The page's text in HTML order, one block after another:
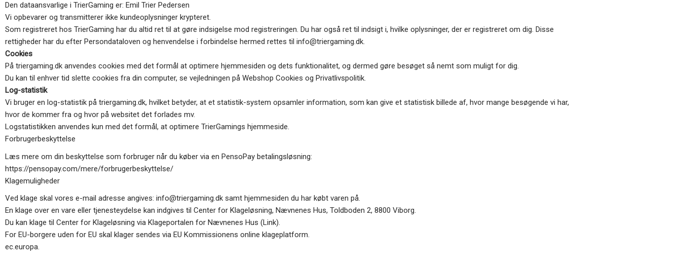
Den dataansvarlige i TrierGaming er: Emil Trier Pedersen
Vi opbevarer og transmitterer ikke kundeoplysninger krypteret.
Som registreret hos TrierGaming har du altid ret til at gøre indsigelse mod registreringen. Du har også ret til indsigt i, hvilke oplysninger, der er registreret om dig. Disse
rettigheder har du efter Persondataloven og henvendelse i forbindelse hermed rettes til info@triergaming.dk.
Cookies
På triergaming.dk anvendes cookies med det formål at optimere hjemmesiden og dets funktionalitet, og dermed gøre besøget så nemt som muligt for dig.
Du kan til enhver tid slette cookies fra din computer, se vejledningen på Webshop Cookies og Privatlivspolitik.
Log-statistik
Vi bruger en log-statistik på triergaming.dk, hvilket betyder, at et statistik-system opsamler information, som kan give et statistisk billede af, hvor mange besøgende vi har,
hvor de kommer fra og hvor på websitet det forlades mv.
Logstatistikken anvendes kun med det formål, at optimere TrierGamings hjemmeside.
Forbrugerbeskyttelse
Læs mere om din beskyttelse som forbruger når du køber via en PensoPay betalingsløsning:
https://pensopay.com/mere/forbrugerbeskyttelse/
Klagemuligheder
Ved klage skal vores e-mail adresse angives: info@triergaming.dk samt hjemmesiden du har købt varen på.
En klage over en vare eller tjenesteydelse kan indgives til Center for Klageløsning, Nævnenes Hus, Toldboden 2, 8800 Viborg.
Du kan klage til Center for Klageløsning via Klageportalen for Nævnenes Hus (Link).
For EU-borgere uden for EU skal klager sendes via EU Kommissionens online klageplatform.
ec.europa.